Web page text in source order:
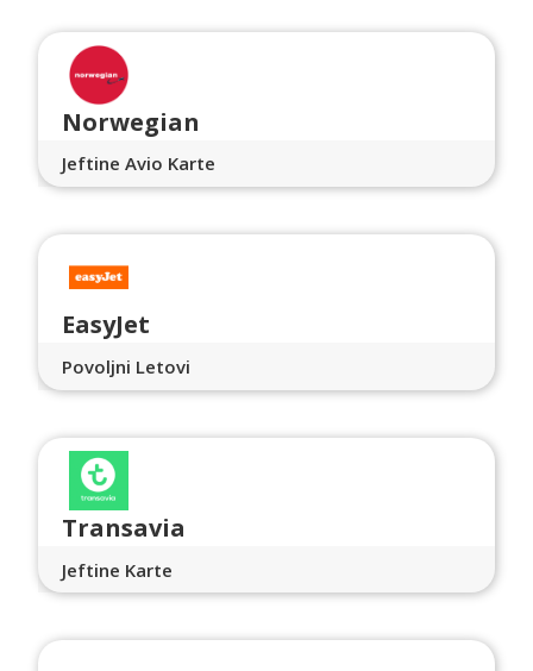
Norwegian
Jeftine Avio Karte
EasyJet
Povoljni Letovi
Transavia
Jeftine Karte